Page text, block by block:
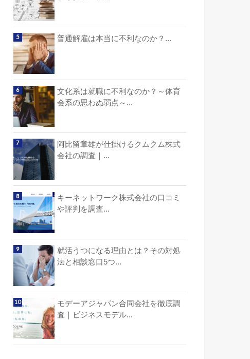
普通解雇は本当に不利なのか？...
文化系は就職に不利なのか？～体育
会系の思わぬ弱点～...
阿比留章雄が仕掛けるクムクム株式
会社の調査｜...
キーネットワーク株式会社の口コミ
や評判を調査...
就活うつになる理由とは？その対処
法と相談窓口5つ...
モデーアジャパン合同会社を徹底調
査｜ビジネスモデル...